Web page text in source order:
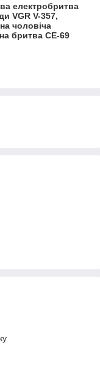
електробритва
VGR V-357,
чоловіча
бритва CE-69